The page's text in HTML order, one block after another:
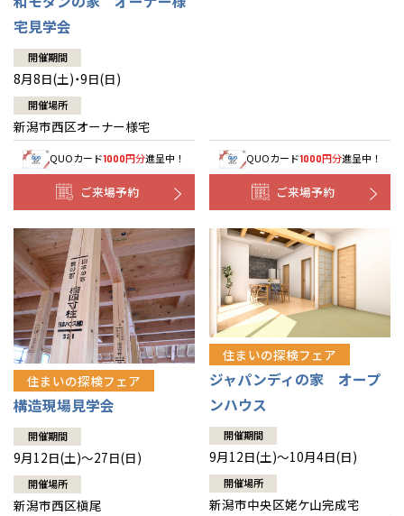
宅見学会
開催期間
8月8日(土)・9日(日)
開催場所
新潟市西区オーナー様宅
QUOカード1000円分進呈中！
ご来場予約
QUOカード1000円分進呈中！
ご来場予約
住まいの探検フェア
構造現場見学会
開催期間
9月12日(土)～27日(日)
開催場所
新潟市西区槇尾
住まいの探検フェア
ジャパンディの家 オープ
ンハウス
開催期間
9月12日(土)～10月4日(日)
開催場所
新潟市中央区姥ケ山完成宅